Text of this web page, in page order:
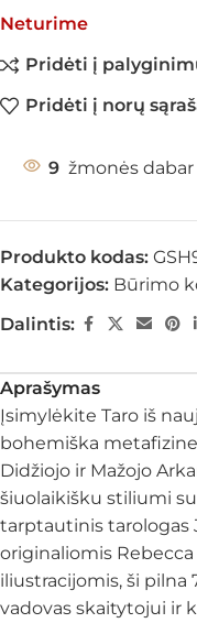
Neturime
Pridėti į
Pridėti į norų
9 žmonės
Produkto kodas:
Kategorijos: Būrimo
Dalintis:
Aprašymas
Įsimylėkite Taro iš
bohemiška
Didžiojo ir Mažojo
šiuolaikišku stiliumi
tarptautinis tarologas
originaliomis
iliustracijomis, ši
vadovas skaitytojui ir